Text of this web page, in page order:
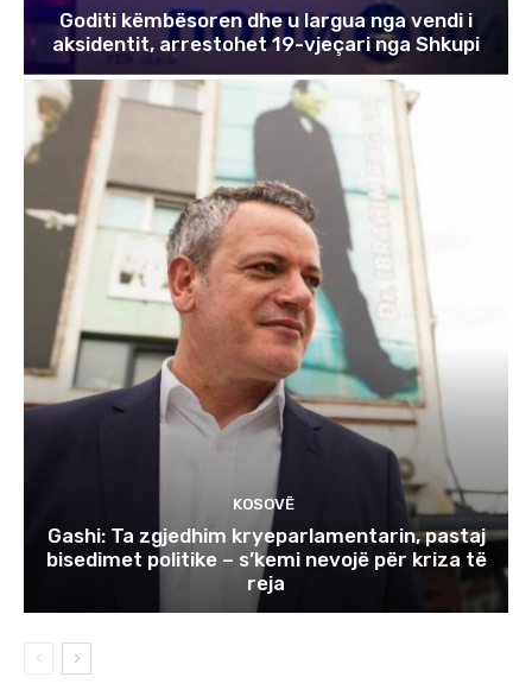
Goditi këmbësoren dhe u largua nga vendi i
aksidentit, arrestohet 19-vjeçari nga Shkupi
KOSOVË
Gashi: Ta zgjedhim kryeparlamentarin, pastaj
bisedimet politike – s’kemi nevojë për kriza të
reja